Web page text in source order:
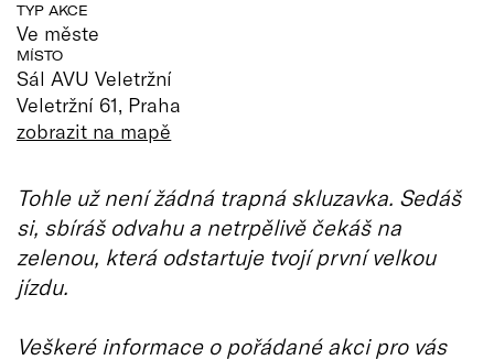
TYP AKCE
Ve měste
MÍSTO
Sál AVU Veletržní
Veletržní 61, Praha
zobrazit na mapě
Tohle už není žádná trapná skluzavka. Sedáš
si, sbíráš odvahu a netrpělivě čekáš na
zelenou, která odstartuje tvojí první velkou
jízdu.
Veškeré informace o pořádané akci pro vás